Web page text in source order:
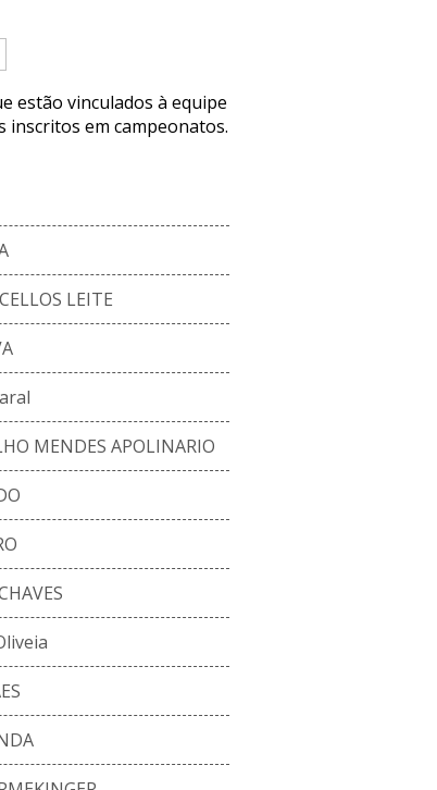
estão vinculados à equipe
inscritos em campeonatos.
LEITE
MENDES APOLINARIO